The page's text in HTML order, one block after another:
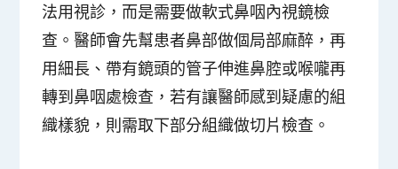
法用視診，而是需要做軟式鼻咽內視鏡檢
查。醫師會先幫患者鼻部做個局部麻醉，再
用細長、帶有鏡頭的管子伸進鼻腔或喉嚨再
轉到鼻咽處檢查，若有讓醫師感到疑慮的組
織樣貌，則需取下部分組織做切片檢查。